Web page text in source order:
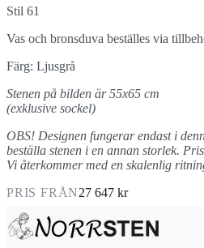
Stil 61
Vas och bronsduva beställes via
Färg: Ljusgrå
Stenen på bilden är 55x65 cm
(exklusive sockel)
OBS! Designen fungerar endast i
beställa stenen i en annan storlek.
Vi återkommer med en skalenlig
PRIS FRÅN27 647 kr